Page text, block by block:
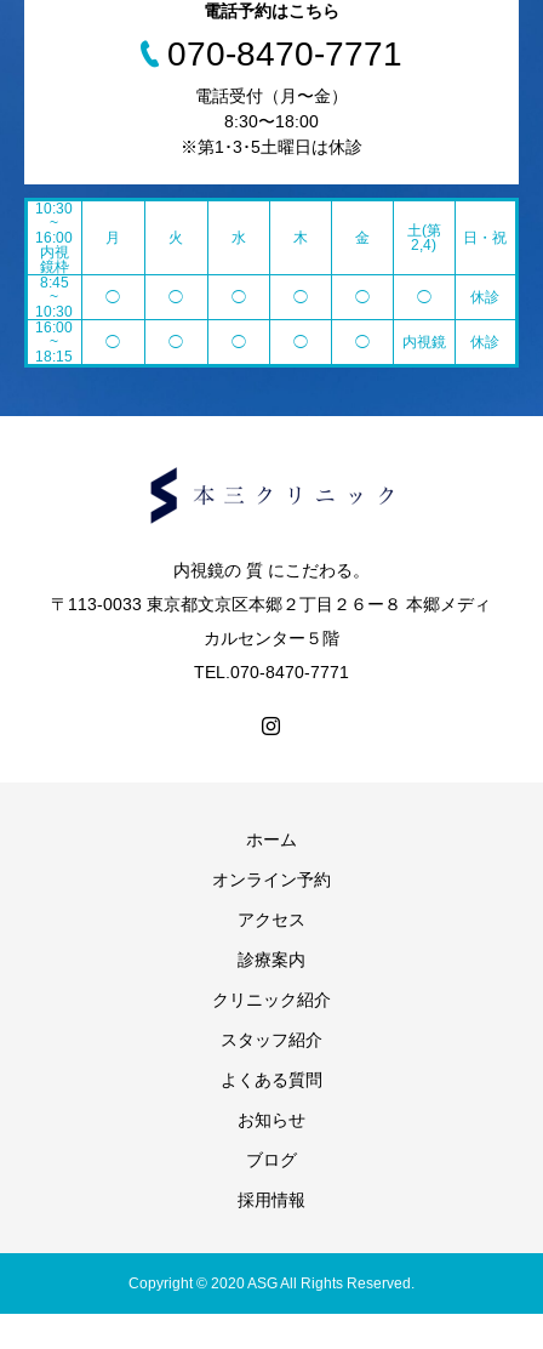
電話予約はこちら
070-8470-7771
電話受付（月〜金）
8:30〜18:00
※第1･3･5土曜日は休診
10:30
~
16:00
内視
鏡枠
月 火 水 木 金
土(第
2,4)
日・祝
8:45
~
10:30
◯ ◯ ◯ ◯ ◯ ◯
休診
16:00
~
18:15
◯ ◯ ◯ ◯ ◯ 内視鏡 休診
内視鏡の 質 にこだわる。
〒113-0033 東京都文京区本郷２丁目２６ー８ 本郷メディ
カルセンター５階
TEL.070-8470-7771
ホーム
オンライン予約
アクセス
診療案内
クリニック紹介
スタッフ紹介
よくある質問
お知らせ
ブログ
採用情報
Copyright © 2020 ASG All Rights Reserved.